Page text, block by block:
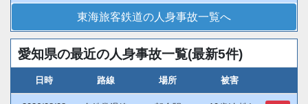
東海旅客鉄道の人身事故一覧へ
愛知県の最近の人身事故一覧(最新5件)
日時 路線 場所 被害